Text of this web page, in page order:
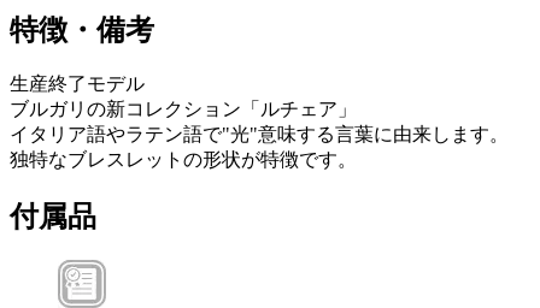
特徴・備考
生産終了モデル
ブルガリの新コレクション「ルチェア」
イタリア語やラテン語で"光"意味する言葉に由来します。
独特なブレスレットの形状が特徴です。
付属品